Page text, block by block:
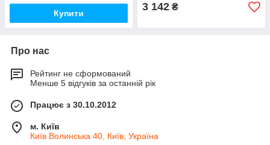
Купити
3 142 ₴
Про нас
Рейтинг не сформований
Менше 5 відгуків за останній рік
Працює з 30.10.2012
м. Київ
Київ Волинська 40, Київ, Україна